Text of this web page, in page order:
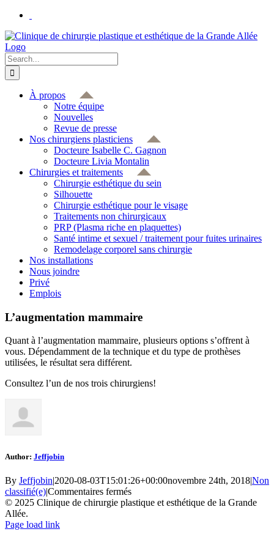
Skip
content
Search
for:
À propos
Notre équipe
Nouvelles
Revue de presse
Nos chirurgiens plasticiens
Docteure Isabelle C. Gagnon
Docteure Livia Montalin
Chirurgies et traitements
Chirurgie esthétique du sein
Silhouette
Chirurgie esthétique pour le visage
Traitements non chirurgicaux
PRP (Plasma riche en plaquettes)
Santé intime et sexuel / traitement pour fuites urinaires
Remodelage corporel sans chirurgie
Nos installations
Nous joindre
Privé
Emplois
L’augmentation mammaire
Quant à l’augmentation mammaire, plusieurs options s’offrent à
vous. Dépendamment de la technique et du type de prothèses
utilisées, le résultat sera différent.
Consultez l’un de nos trois chirurgiens!
Author: Jeffjobin
By Jeffjobin|2020-08-03T15:01:26+00:00novembre 24th, 2018|Non
classifié(e)|Commentaires ferméssur
L’augmentation
© 2025 Clinique de chirurgie plastique et esthétique de la Grande
Allée.
Facebook
LinkedIn
Instagram
Page load link